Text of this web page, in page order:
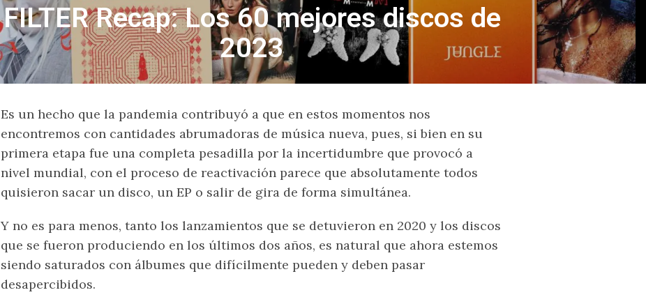
FILTER Recap: Los 60 mejores discos de
2023
Es un hecho que la pandemia contribuyó a que en estos momentos nos
encontremos con cantidades abrumadoras de música nueva, pues, si bien en su
primera etapa fue una completa pesadilla por la incertidumbre que provocó a
nivel mundial, con el proceso de reactivación parece que absolutamente todos
quisieron sacar un disco, un EP o salir de gira de forma simultánea.
Y no es para menos, tanto los lanzamientos que se detuvieron en 2020 y los discos
que se fueron produciendo en los últimos dos años, es natural que ahora estemos
siendo saturados con álbumes que difícilmente pueden y deben pasar
desapercibidos.